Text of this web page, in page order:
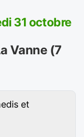
31 octobre
Vanne (7
et